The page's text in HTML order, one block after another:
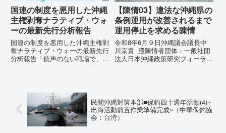
国連の制度を悪用した沖縄
主権剥奪ナラティブ・ウォ
ーの最新先行分析報告
国連の制度を悪用した沖縄主権剥
奪ナラティブ・ウォーの最新先行
分析報告「銃声のない戦場で、日
す。国連という国際的な舞台で、
巧妙な「言説（ナラティブ）」が
張...
【陳情03】違法な沖縄県の
条例運用が改善されるまで
運用停止を求める陳情
令和8年6月９日沖縄議会議長中
川京貴 殿陳情者団体：一般社団
法人日本沖縄政策研究フォーラム
の趣旨沖縄県は、「沖縄県...
民間沖縄対策本部■保釣四十週年活動(4)~
出海活動前置作業準備完成~（中華保釣協
会：台湾）